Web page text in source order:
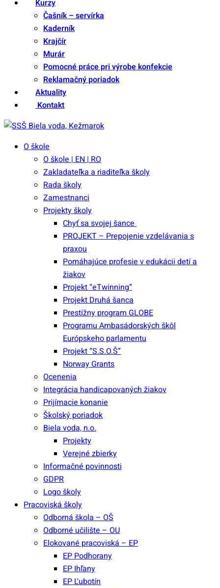
Kurzy
Čašník – servírka
Kaderník
Krajčír
Murár
Pomocné práce pri výrobe konfekcie
Reklamačný poriadok
Aktuality
Kontakt
O škole
O škole | EN | RO
Zakladateľka a riaditeľka školy
Rada školy
Zamestnanci
Projekty školy
Chyť sa svojej šance
PROJEKT – Prepojenie vzdelávania s
praxou
Pomáhajúce profesie v edukácii detí a
žiakov
Projekt “eTwinning”
Projekt Druhá šanca
Prestížny program GLOBE
Programu Ambasádorských škôl
Európskeho parlamentu
Projekt “S.S.O.Š”
Norway Grants
Ocenenia
Integrácia handicapovaných žiakov
Prijímacie konanie
Školský poriadok
Biela voda, n.o.
Projekty
Verejné zbierky
Informačné povinnosti
GDPR
Logo školy
Pracoviská školy
Odborná škola – OŠ
Odborné učilište – OU
Elokované pracoviská – EP
EP Podhorany
EP Ihľany
EP Ľubotín